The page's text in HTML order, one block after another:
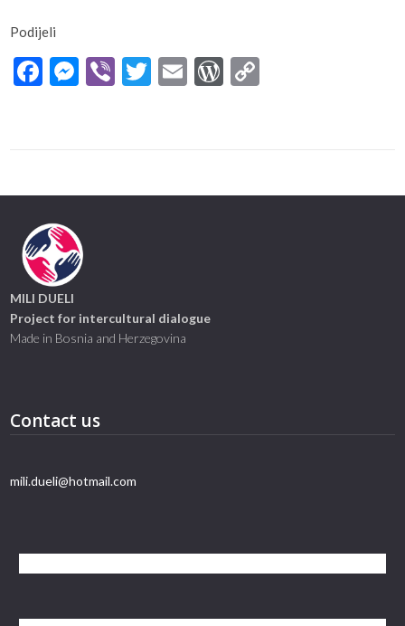
Podijeli
Facebook
Messenger
ViberTwitter
EmailWordPress
MILI DUELI
Project for intercultural dialogue
Made in Bosnia and Herzegovina
Contact us
mili.dueli@hotmail.com